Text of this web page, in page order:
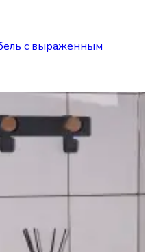
с выраженным